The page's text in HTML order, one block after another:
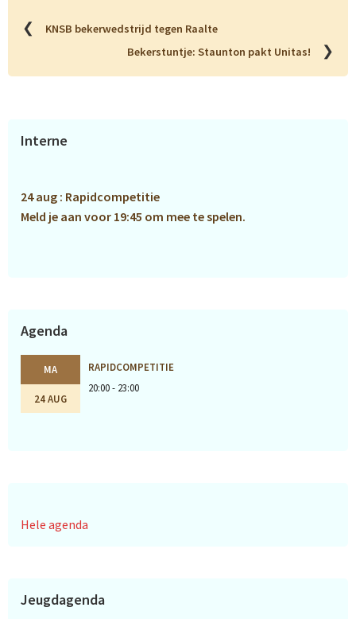
❮
KNSB bekerwedstrijd tegen Raalte
Bekerstuntje: Staunton pakt Unitas!
❯
Primaire
Interne
24 aug : Rapidcompetitie
Meld je aan voor 19:45 om mee te spelen.
Agenda
MA
24 AUG
RAPIDCOMPETITIE
20:00 - 23:00
Hele agenda
Jeugdagenda